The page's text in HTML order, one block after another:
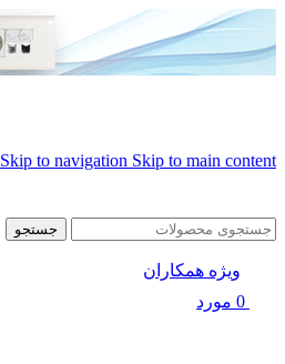
Skip to navigation Skip to main content
جستجو
ویژه همکاران
0 مورد